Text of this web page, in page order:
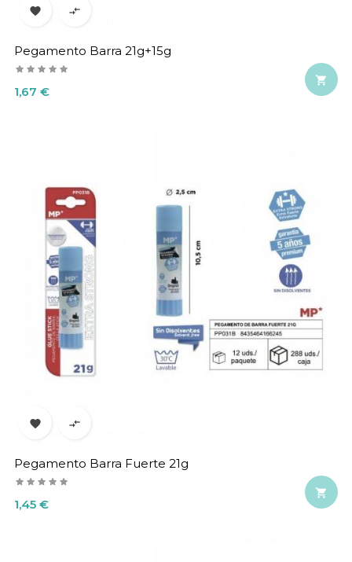
 
Pegamento Barra 21g+15g
Precio
1,67 €

 
Pegamento Barra Fuerte 21g
Precio
1,45 €
